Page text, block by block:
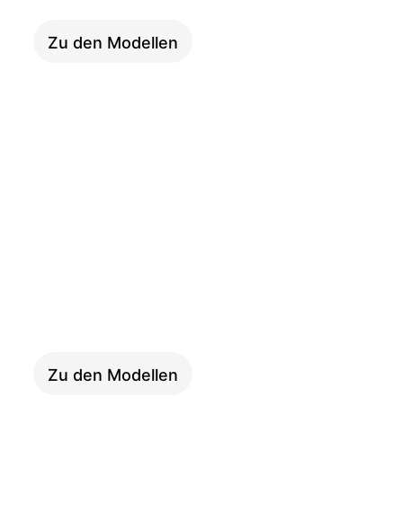
Zu den Modellen
Zu den Modellen